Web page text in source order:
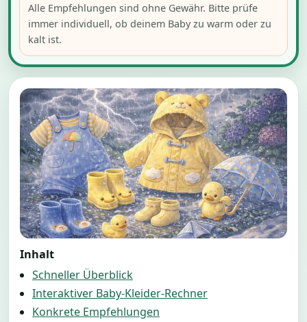
Alle Empfehlungen sind ohne Gewähr. Bitte prüfe
immer individuell, ob deinem Baby zu warm oder zu
kalt ist.
Inhalt
Schneller Überblick
Interaktiver Baby-Kleider-Rechner
Konkrete Empfehlungen